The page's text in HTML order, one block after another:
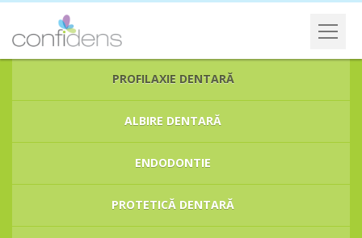
PROFILAXIE DENTARĂ
ALBIRE DENTARĂ
ENDODONTIE
PROTETICĂ DENTARĂ